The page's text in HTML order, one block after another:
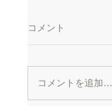
コメント
コメントを追加…